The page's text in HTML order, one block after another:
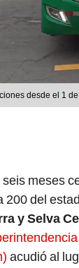
desde el 1
meses
200 del
y Selva
acudió al